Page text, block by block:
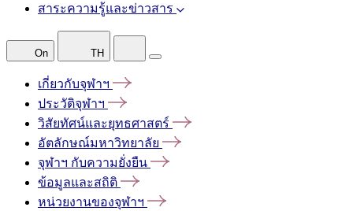
สาระความรู้และข่าวสาร
On TH
เกี่ยวกับจุฬาฯ
ประวัติจุฬาฯ
วิสัยทัศน์และยุทธศาสตร์
อัตลักษณ์มหาวิทยาลัย
จุฬาฯ กับความยั่งยืน
ข้อมูลและสถิติ
หน่วยงานของจุฬาฯ